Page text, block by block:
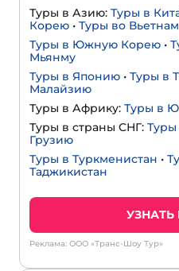
Туры в Азию: Туры в
Корею • Туры во Вьетнам
Туры в Южную Корею •
Мьянму
Туры в Японию • Туры в
Малайзию
Туры в Африку: Туры в
Туры в страны СНГ: Туры
Грузию
Туры в Туркменистан •
Таджикистан
Реклама: ООО «Транс-Шоу Тур»